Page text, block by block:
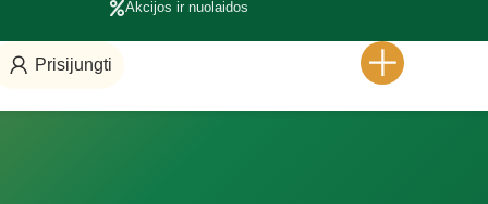
Akcijos ir nuolaidos
Prisijungti